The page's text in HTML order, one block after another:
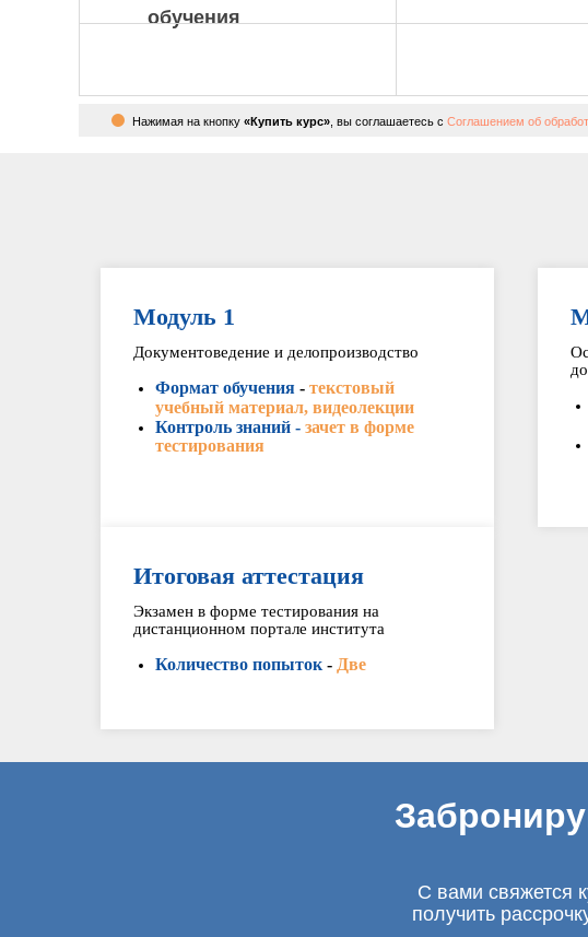
обучения
Нажимая на кнопку «Купить курс» , вы соглашаетесь с Соглашением об
Модуль 1
Документоведение и делопроизводство
Формат обучения - текстовый
учебный материал, видеолекции
Контроль знаний - зачет в форме
тестирования
Итоговая аттестация
Экзамен в форме тестирования на
дистанционном портале института
Количество попыток - Две
С вами свяжется
получить